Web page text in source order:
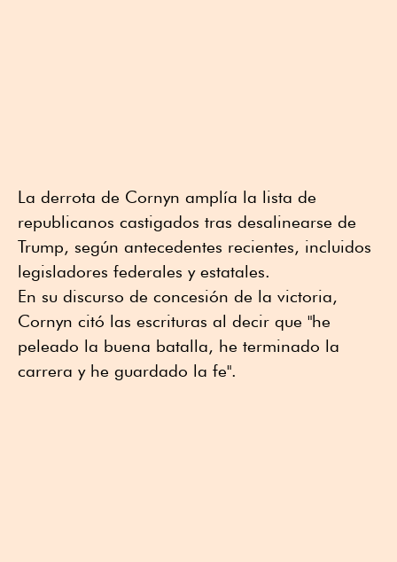
La derrota de Cornyn amplía la lista de
republicanos castigados tras desalinearse de
Trump, según antecedentes recientes, incluidos
legisladores federales y estatales.
En su discurso de concesión de la victoria,
Cornyn citó las escrituras al decir que "he
peleado la buena batalla, he terminado la
carrera y he guardado la fe".